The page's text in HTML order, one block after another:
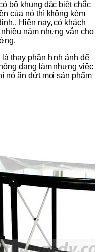
bộ khung đặc biệt chắc
của nó thì không kém
Hiện nay, có khách
năm nhưng vẫn cho
thay phần hình ảnh để
đang làm nhưng việc
nó ăn đứt mọi sản phẩm